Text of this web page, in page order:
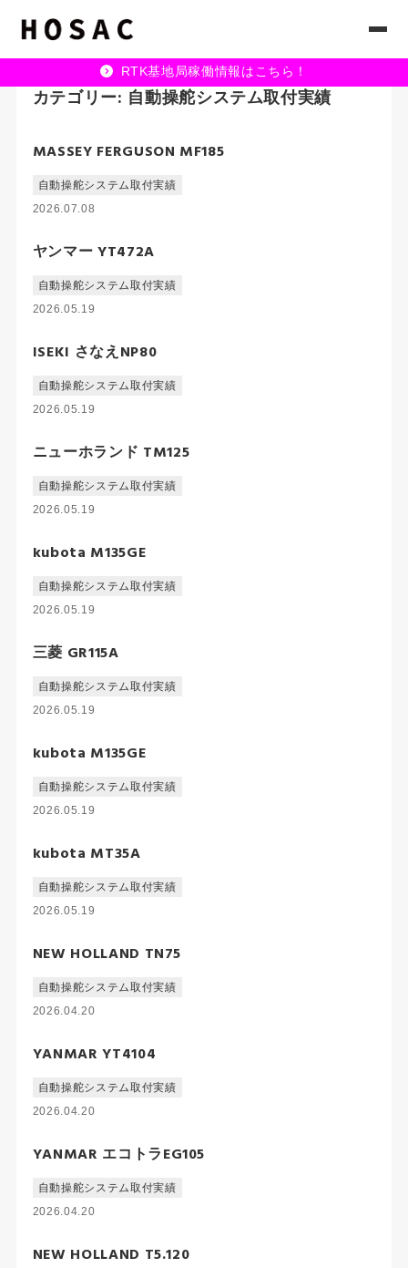
RTK基地局稼働情報はこちら！
カテゴリー: 自動操舵システム取付実績
MASSEY FERGUSON MF185
自動操舵システム取付実績
2026.07.08
ヤンマー YT472A
自動操舵システム取付実績
2026.05.19
ISEKI さなえNP80
自動操舵システム取付実績
2026.05.19
ニューホランド TM125
自動操舵システム取付実績
2026.05.19
kubota M135GE
自動操舵システム取付実績
2026.05.19
三菱 GR115A
自動操舵システム取付実績
2026.05.19
kubota M135GE
自動操舵システム取付実績
2026.05.19
kubota MT35A
自動操舵システム取付実績
2026.05.19
NEW HOLLAND TN75
自動操舵システム取付実績
2026.04.20
YANMAR YT4104
自動操舵システム取付実績
2026.04.20
YANMAR エコトラEG105
自動操舵システム取付実績
2026.04.20
NEW HOLLAND T5.120